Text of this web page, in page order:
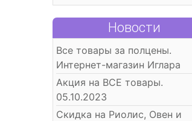
Новости
Все товары за полцены.
Интернет-магазин Иглара
Акция на ВСЕ товары.
05.10.2023
Скидка на Риолис, Овен и